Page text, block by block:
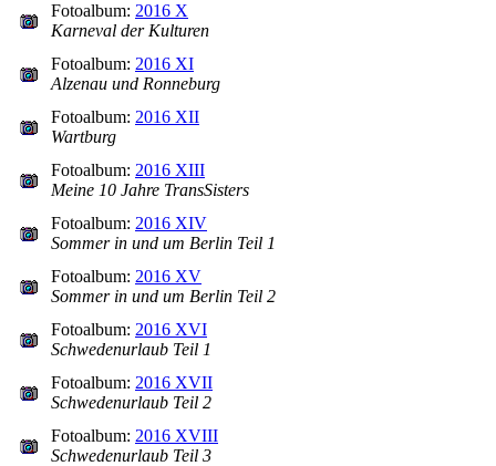
Fotoalbum: 2016 X
Karneval der Kulturen
Fotoalbum: 2016 XI
Alzenau und Ronneburg
Fotoalbum: 2016 XII
Wartburg
Fotoalbum: 2016 XIII
Meine 10 Jahre TransSisters
Fotoalbum: 2016 XIV
Sommer in und um Berlin Teil 1
Fotoalbum: 2016 XV
Sommer in und um Berlin Teil 2
Fotoalbum: 2016 XVI
Schwedenurlaub Teil 1
Fotoalbum: 2016 XVII
Schwedenurlaub Teil 2
Fotoalbum: 2016 XVIII
Schwedenurlaub Teil 3